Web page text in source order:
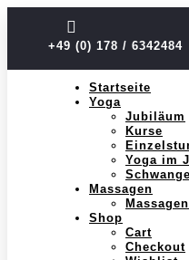

+49 (0) 178 / 6342484
Startseite
Yoga
Jubiläum
Kurse
Yoga im
Massagen
Shop
Cart
Checkout